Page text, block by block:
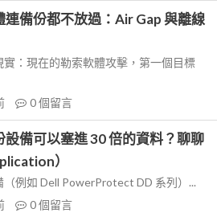
備份都不放過：Air Gap 與離線
：現在的勒索軟體攻擊，第一個目標
0個留言
備可以塞進 30 倍的資料？聊聊
）
例如 Dell PowerProtect DD 系列）...
0個留言